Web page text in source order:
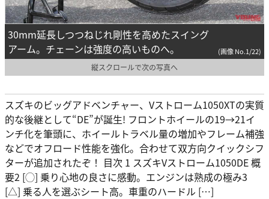
30mm延長しつつねじれ剛性を高めたスイング
アーム。チェーンは強度の高いものへ。
(画像 No.1/22)
縦スクロールで次の写真へ
スズキのビッグアドベンチャー、Vストローム1050XTの実質
的な後継として“DE”が誕生! フロントホイールの19→21イ
ンチ化を筆頭に、ホイールトラベル量の増加やフレーム補強
などでオフロード性能を強化。合わせて双方向クイックシフ
ターが追加されたぞ！ 目次 1 スズキVストローム1050DE 概
要2 [◯] 乗り心地の良さに感動。エンジンは熟成の極み3
[△] 乗る人を選ぶシート高。車重のハードル […]